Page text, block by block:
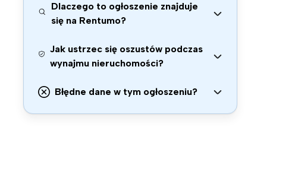
Dlaczego to ogłoszenie znajduje
się na Rentumo?
Jak ustrzec się oszustów podczas
wynajmu nieruchomości?
Błędne dane w tym ogłoszeniu?